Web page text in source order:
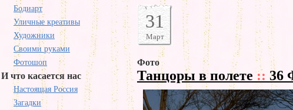
Бодиарт
Уличные креативы
Художники
Своими руками
Фотошоп
И что касается нас
Настоящая Россия
Загадки
31
Март
Фото
Танцоры в полете:: 36